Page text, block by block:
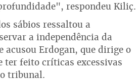
respondeu Kiliç.
sábios ressaltou a
a independência da
acusou Erdogan, que dirige o
ter feito críticas excessivas
tribunal.